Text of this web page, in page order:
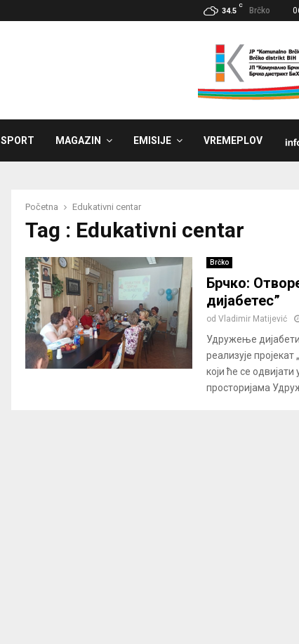
34.5
C
Brčko
SPORT MAGAZIN EMISIJE VREMEPLOV
Početna Edukativni centar
Tag : Edukativni centar
Brčko
Брчко:
дијабетес”
od Vladimir Matijević
Удружење
реализује
који ће се
просторијама